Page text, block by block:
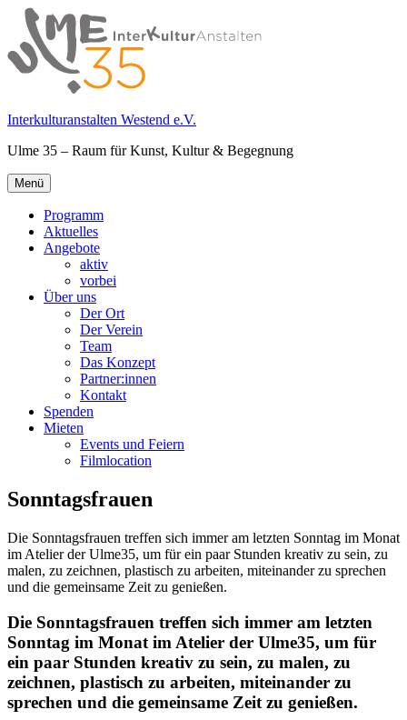
Springe
zum
Inhalt
Interkulturanstalten Westend e.V.
Ulme 35 – Raum für Kunst, Kultur & Begegnung
Primäres
Menü
Menü
Programm
Aktuelles
Angebote
aktiv
vorbei
Über uns
Der Ort
Der Verein
Team
Das Konzept
Partner:innen
Kontakt
Spenden
Mieten
Events und Feiern
Filmlocation
Sonntagsfrauen
Die Sonntagsfrauen treffen sich immer am letzten Sonntag im Monat
im Atelier der Ulme35, um für ein paar Stunden kreativ zu sein, zu
malen, zu zeichnen, plastisch zu arbeiten, miteinander zu sprechen
und die gemeinsame Zeit zu genießen.
Die Sonntagsfrauen treffen sich immer am letzten
Sonntag im Monat im Atelier der Ulme35, um für
ein paar Stunden kreativ zu sein, zu malen, zu
zeichnen, plastisch zu arbeiten, miteinander zu
sprechen und die gemeinsame Zeit zu genießen.